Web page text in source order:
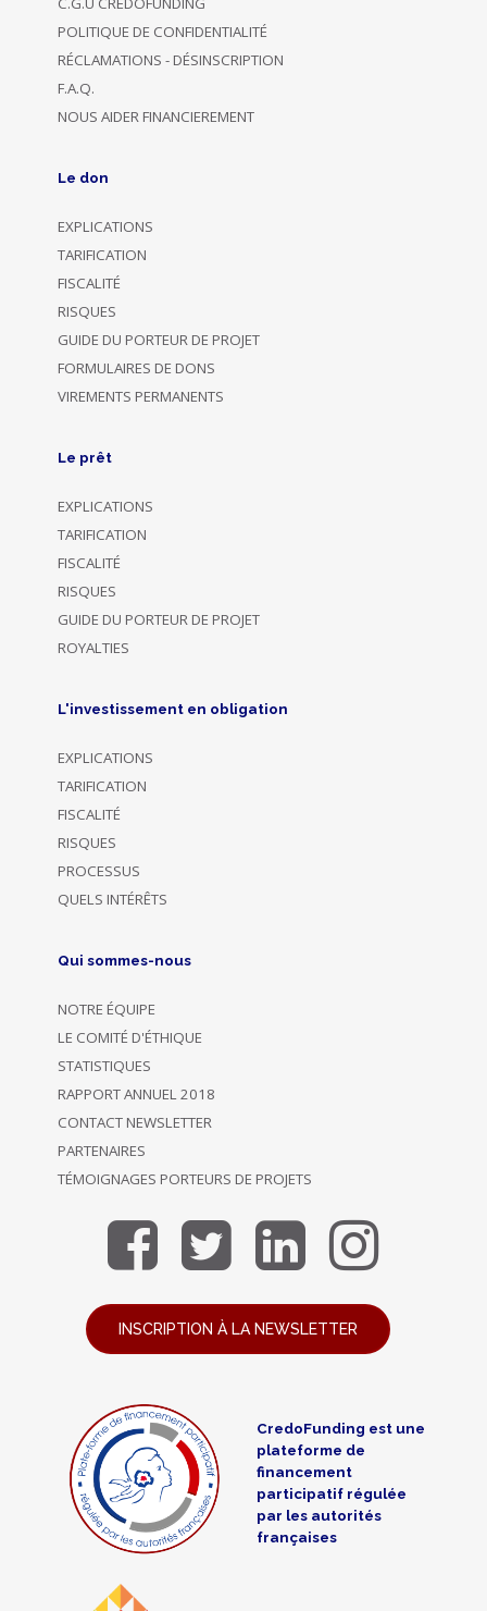
POLITIQUE DE CONFIDENTIALITÉ
RÉCLAMATIONS - DÉSINSCRIPTION
F.A.Q.
NOUS AIDER FINANCIEREMENT
Le don
EXPLICATIONS
TARIFICATION
FISCALITÉ
RISQUES
GUIDE DU PORTEUR DE PROJET
FORMULAIRES DE DONS
VIREMENTS PERMANENTS
Le prêt
EXPLICATIONS
TARIFICATION
FISCALITÉ
RISQUES
GUIDE DU PORTEUR DE PROJET
ROYALTIES
L'investissement en obligation
EXPLICATIONS
TARIFICATION
FISCALITÉ
RISQUES
PROCESSUS
QUELS INTÉRÊTS
Qui sommes-nous
NOTRE ÉQUIPE
LE COMITÉ D'ÉTHIQUE
STATISTIQUES
RAPPORT ANNUEL 2018
CONTACT NEWSLETTER
PARTENAIRES
TÉMOIGNAGES PORTEURS DE PROJETS
INSCRIPTION À LA NEWSLETTER
CredoFunding est une
plateforme de
financement
participatif régulée
par les autorités
françaises